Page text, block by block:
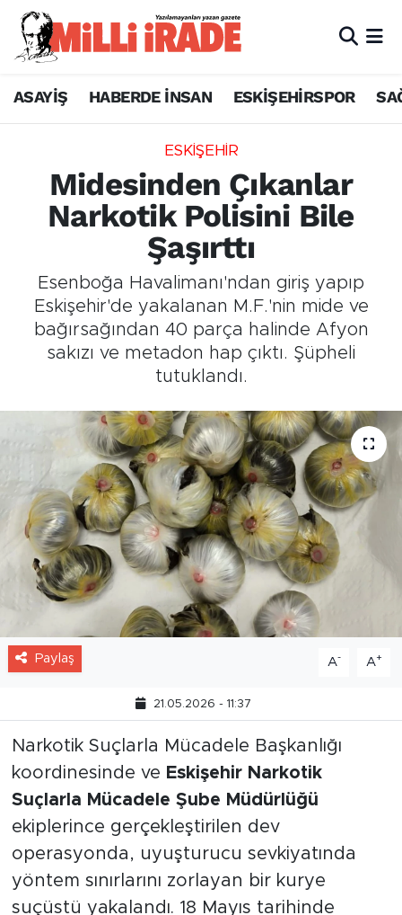
ASAYİŞ HABERDE İNSAN ESKİŞEHİRSPOR
ESKİŞEHİR
Midesinden Çıkanlar
Narkotik Polisini Bile
Şaşırttı
Esenboğa Havalimanı'ndan giriş yapıp
Eskişehir'de yakalanan M.F.'nin mide ve
bağırsağından 40 parça halinde Afyon
sakızı ve metadon hap çıktı. Şüpheli
tutuklandı.
Paylaş A- A+
21.05.2026 - 11:37
Narkotik Suçlarla Mücadele Başkanlığı
koordinesinde ve Eskişehir Narkotik
Suçlarla Mücadele Şube Müdürlüğü
ekiplerince gerçekleştirilen dev
operasyonda, uyuşturucu sevkiyatında
yöntem sınırlarını zorlayan bir kurye
suçüstü yakalandı. 18 Mayıs tarihinde